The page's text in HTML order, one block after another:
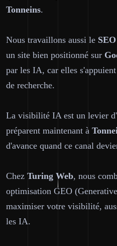
Tonneins.
Nous travaillons aussi le SEO
un site bien positionné sur
par les IA, car elles
de recherche.
La visibilité IA est un levier
préparent maintenant à
d'avance quand ce canal
Chez Turing Web, nous
optimisation GEO
maximiser votre visibilité,
les IA.